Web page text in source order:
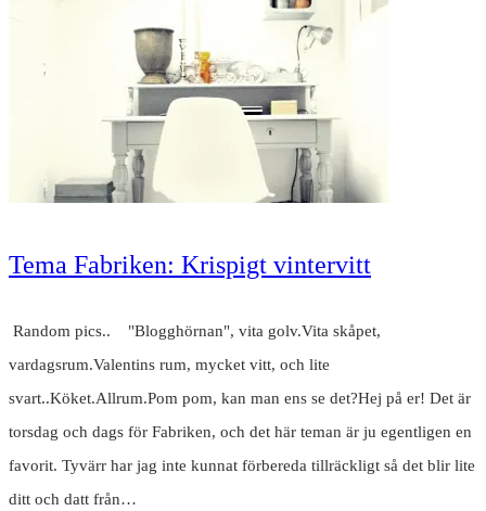
Tema Fabriken: Krispigt vintervitt
Random pics.. "Blogghörnan", vita golv.Vita skåpet,
vardagsrum.Valentins rum, mycket vitt, och lite
svart..Köket.Allrum.Pom pom, kan man ens se det?Hej på er! Det är
torsdag och dags för Fabriken, och det här teman är ju egentligen en
favorit. Tyvärr har jag inte kunnat förbereda tillräckligt så det blir lite
ditt och datt från…